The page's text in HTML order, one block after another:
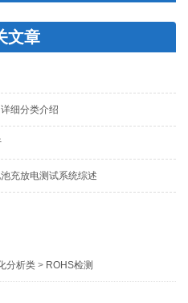
文章
细分类介绍
充放电测试系统综述
分析类 > ROHS检测